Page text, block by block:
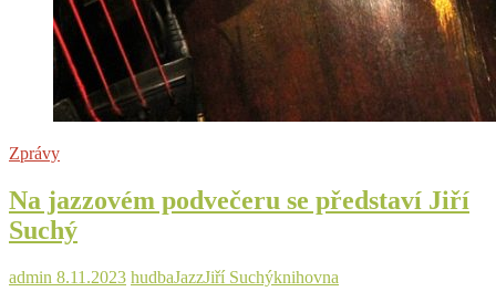
Zprávy
Na jazzovém podvečeru se představí Jiří
Suchý
admin 8.11.2023 hudbaJazzJiří Suchýknihovna